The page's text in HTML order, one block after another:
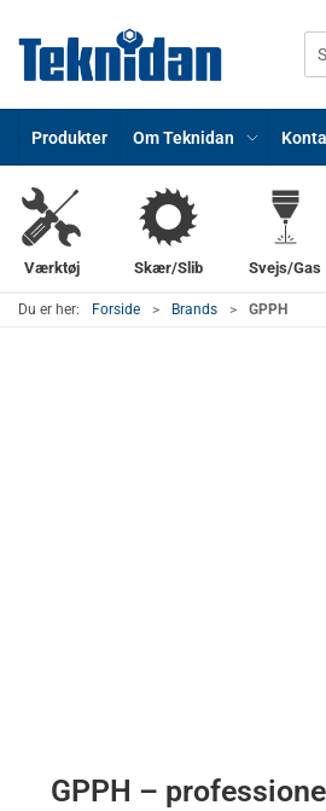
Produkter Om Teknidan
Værktøj Skær/Slib Svejs/Gas
Du er her: Forside Brands GPPH
GPPH –